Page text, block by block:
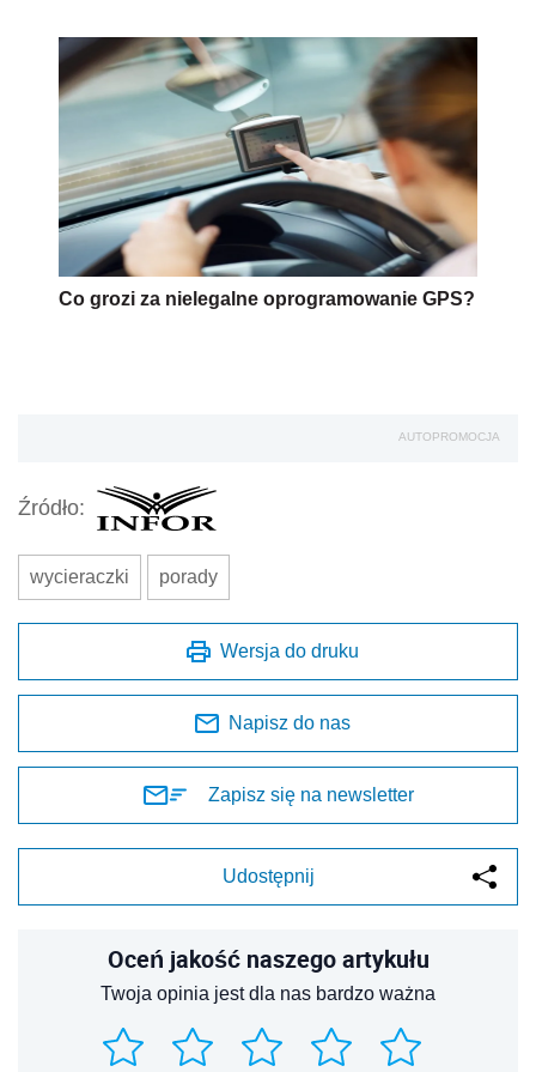
Co grozi za nielegalne oprogramowanie GPS?
AUTOPROMOCJA
Źródło:
wycieraczki porady
Wersja do druku
Napisz do nas
Zapisz się na newsletter
Udostępnij
Oceń jakość naszego artykułu
Twoja opinia jest dla nas bardzo ważna